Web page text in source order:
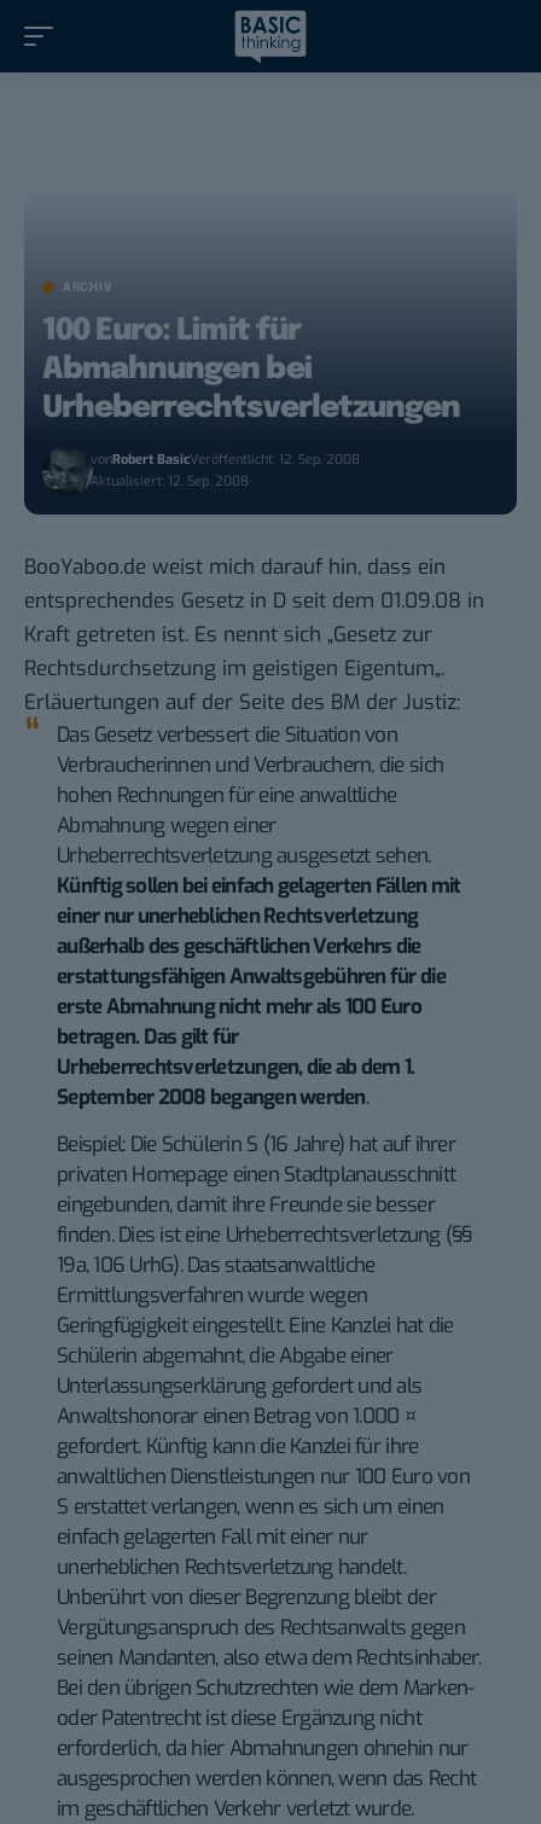
ARCHIV
100 Euro: Limit für
Abmahnungen bei
Urheberrechtsverletzungen
vonRobert BasicVeröffentlicht: 12. Sep. 2008
Aktualisiert: 12. Sep. 2008
BooYaboo.de weist mich darauf hin, dass ein
entsprechendes Gesetz in D seit dem 01.09.08 in
Kraft getreten ist. Es nennt sich „Gesetz zur
Rechtsdurchsetzung im geistigen Eigentum„.
Erläuertungen auf der Seite des BM der Justiz:
Das Gesetz verbessert die Situation von
Verbraucherinnen und Verbrauchern, die sich
hohen Rechnungen für eine anwaltliche
Abmahnung wegen einer
Urheberrechtsverletzung ausgesetzt sehen.
Künftig sollen bei einfach gelagerten Fällen mit
einer nur unerheblichen Rechtsverletzung
außerhalb des geschäftlichen Verkehrs die
erstattungsfähigen Anwaltsgebühren für die
erste Abmahnung nicht mehr als 100 Euro
betragen. Das gilt für
Urheberrechtsverletzungen, die ab dem 1.
September 2008 begangen werden.
Beispiel: Die Schülerin S (16 Jahre) hat auf ihrer
privaten Homepage einen Stadtplanausschnitt
eingebunden, damit ihre Freunde sie besser
finden. Dies ist eine Urheberrechtsverletzung (§§
19a, 106 UrhG). Das staatsanwaltliche
Ermittlungsverfahren wurde wegen
Geringfügigkeit eingestellt. Eine Kanzlei hat die
Schülerin abgemahnt, die Abgabe einer
Unterlassungserklärung gefordert und als
Anwaltshonorar einen Betrag von 1.000 ¤
gefordert. Künftig kann die Kanzlei für ihre
anwaltlichen Dienstleistungen nur 100 Euro von
S erstattet verlangen, wenn es sich um einen
einfach gelagerten Fall mit einer nur
unerheblichen Rechtsverletzung handelt.
Unberührt von dieser Begrenzung bleibt der
Vergütungsanspruch des Rechtsanwalts gegen
seinen Mandanten, also etwa dem Rechtsinhaber.
Bei den übrigen Schutzrechten wie dem Marken-
oder Patentrecht ist diese Ergänzung nicht
erforderlich, da hier Abmahnungen ohnehin nur
ausgesprochen werden können, wenn das Recht
im geschäftlichen Verkehr verletzt wurde.